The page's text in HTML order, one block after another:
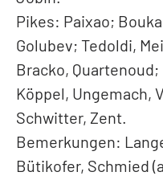
Pikes: Paixao;
Golubev; Tedoldi,
Bracko,
Köppel, Ungemach,
Schwitter, Zent.
Bemerkungen:
Bütikofer, Schmied